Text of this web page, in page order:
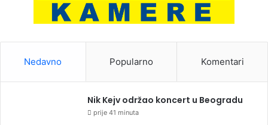
Nedavno Popularno Komentari
Nik Kejv održao koncert u Beogradu
prije 41 minuta